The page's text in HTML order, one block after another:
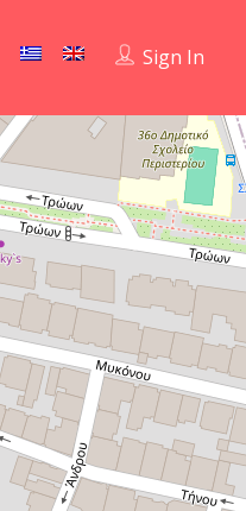
Sign In